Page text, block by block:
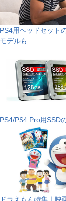
PS4用ヘッドセット
モデルも
PS4/PS4 Pro用SSD
ドラえもん特集｜映